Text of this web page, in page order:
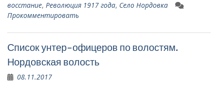
восстание, Революция 1917 года, Село Нордовка
Прокомментировать
Список унтер-офицеров по волостям.
Нордовская волость
08.11.2017